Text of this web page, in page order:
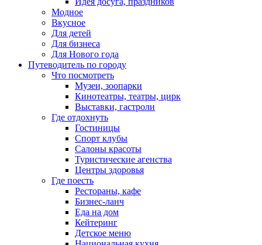
Модное
Вкусное
Для детей
Для бизнеса
Для Нового года
Путеводитель по городу
Что посмотреть
Музеи, зоопарки
Кинотеатры, театры, цирк
Выставки, гастроли
Где отдохнуть
Гостиницы
Спорт клубы
Салоны красоты
Туристические агенства
Центры здоровья
Где поесть
Рестораны, кафе
Бизнес-ланч
Еда на дом
Кейтеринг
Детское меню